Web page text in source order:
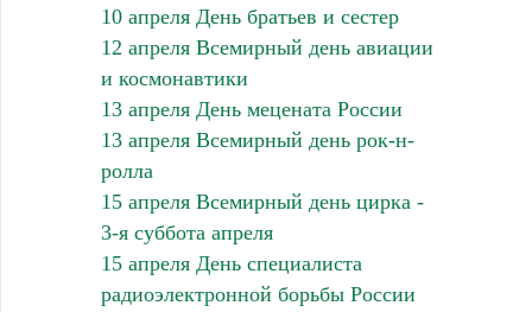
10 апреля День братьев и сестер
12 апреля Всемирный день авиации
и космонавтики
13 апреля День мецената России
13 апреля Всемирный день рок-н-
ролла
15 апреля Всемирный день цирка -
3-я суббота апреля
15 апреля День специалиста
радиоэлектронной борьбы России